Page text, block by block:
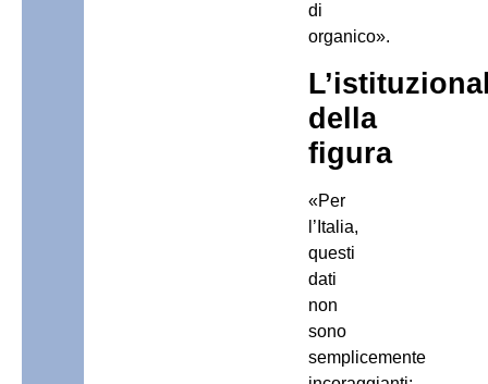
di
organico».
della
figura
«Per
l’Italia,
questi
dati
non
sono
semplicemente